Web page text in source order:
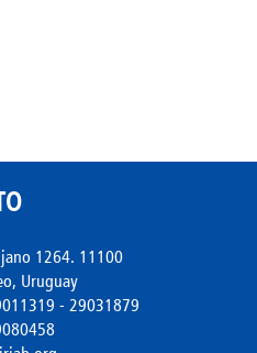
1264. 11100
Uruguay
- 29031879